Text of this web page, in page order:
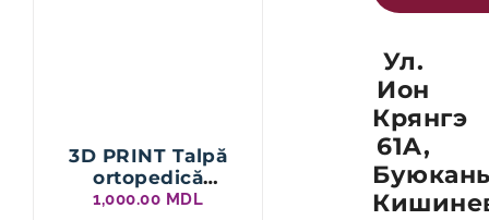
3D PRINT Talpă
ortopedică
pentru înălțare a
1,000.00 MDL
Ул.
Ион
Крянгэ
61A,